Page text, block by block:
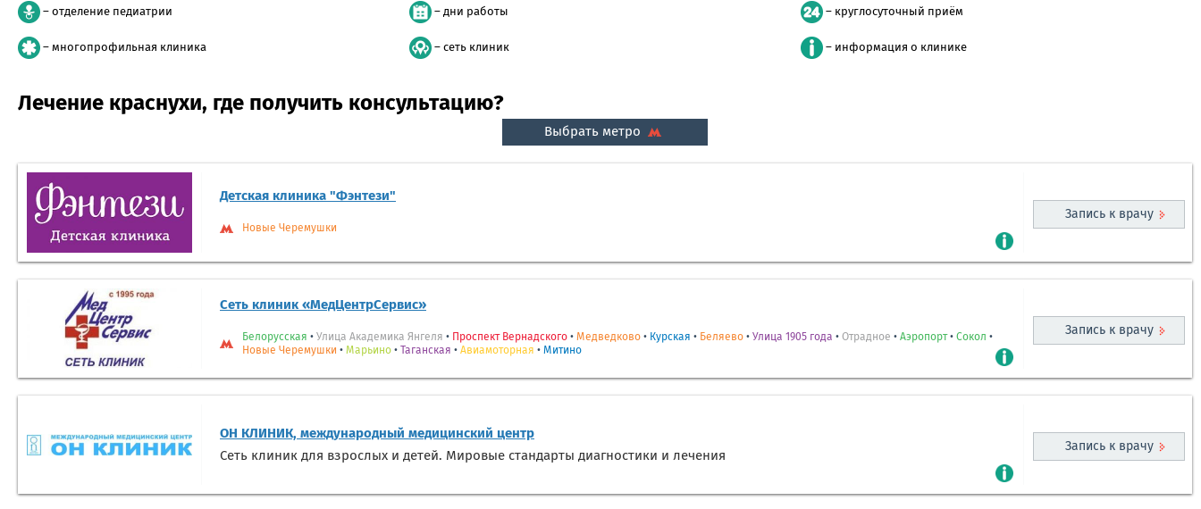
– отделение педиатрии – дни работы – круглосуточный приём
– многопрофильная клиника – сеть клиник – информация о клинике
Лечение краснухи, где получить консультацию?
Выбрать метро
Детская клиника "Фэнтези"
Новые Черемушки
Запись к врачу
Сеть клиник «МедЦентрСервис»
Белорусская • Улица Академика Янгеля • Проспект Вернадского • Медведково • Курская • Беляево • Улица 1905 года • Отрадное • Аэропорт• Сокол •
Новые Черемушки • Марьино • Таганская • Авиамоторная • Митино
Запись к врачу
ОН КЛИНИК, международный медицинский центр
Сеть клиник для взрослых и детей. Мировые стандарты диагностики и лечения
Запись к врачу